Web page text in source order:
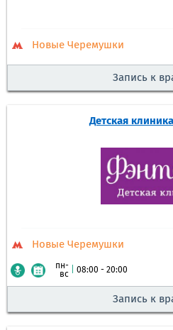
Новые Черемушки
Запись к
Детская
Новые Черемушки
пн-
вс
08:00 - 20:00
Запись к